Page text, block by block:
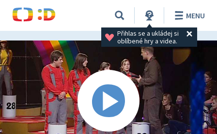
Přihlas se a ukládej si
oblíbené hry a videa.
MENU